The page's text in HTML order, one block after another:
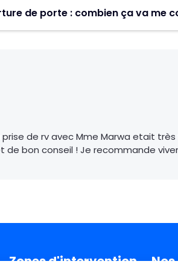
Val de Marne : ouverture de porte :
de rv avec Mme Marwa etait
bon conseil ! Je recommande
Zones d'intervention